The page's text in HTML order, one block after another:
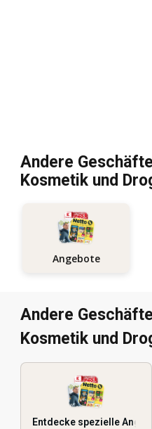
Andere
Kosmetik und
Angebote
Andere
Kosmetik und
Entdecke spezielle